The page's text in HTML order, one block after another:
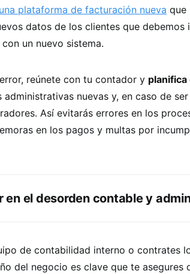
una plataforma de facturación nueva que
datos de los clientes que debemos
un nuevo sistema.
reúnete con tu contador y
nuevas y, en caso de
Así evitarás errores en los
en los pagos y multas por
en el desorden contable y
de contabilidad interno o contrates
del negocio es clave que te asegures